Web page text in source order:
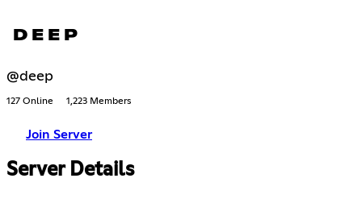
D E E P
@deep
127 Online 1,223 Members
Join Server
Server Details